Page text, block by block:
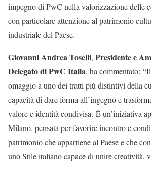
impegno di PwC nella valorizzazione delle
con particolare attenzione al patrimonio
industriale del Paese.
Giovanni Andrea Toselli, Presidente e
Delegato di PwC Italia, ha commentato:
omaggio a uno dei tratti più distintivi della
capacità di dare forma all’ingegno e
valore e identità condivisa. È un’iniziativa
Milano, pensata per favorire incontro e
patrimonio che appartiene al Paese e che
uno Stile italiano capace di unire creatività,